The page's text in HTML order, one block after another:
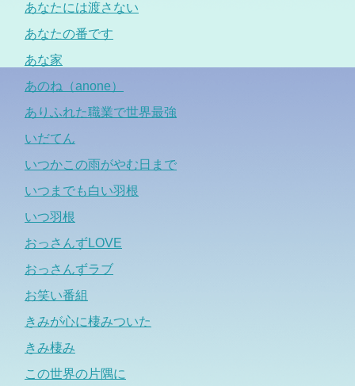
あなたには渡さない
あなたの番です
あな家
あのね（anone）
ありふれた職業で世界最強
いだてん
いつかこの雨がやむ日まで
いつまでも白い羽根
いつ羽根
おっさんずLOVE
おっさんずラブ
お笑い番組
きみが心に棲みついた
きみ棲み
この世界の片隅に